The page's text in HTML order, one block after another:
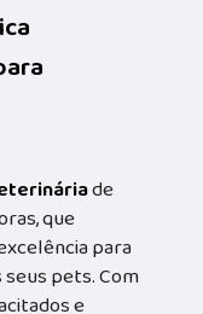
de
que
para
pets. Com
e